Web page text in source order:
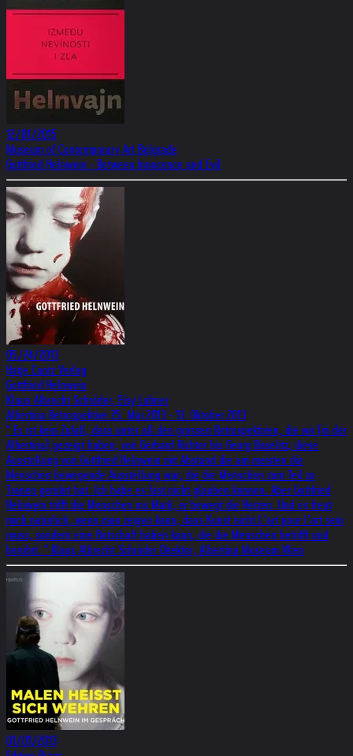
12/01/2015
Museum of Contemporary Art Belgrade
Gottfried Helnwein - Between Innocence and Evil
05/24/2013
Hatje Cantz Verlag
Gottfried Helnwein
Klaus Albrecht Schröder, Elsy Lahner
Albertina Retrospektive 25. Mai 2013 - 13. Oktober 2013
" Es ist kein Zufall, dass unter all den grossen Retrospektiven, die wir (in der
Albertina) gezeigt haben, von Gerhard Richter bis Georg Baselitz, diese
Ausstellung von Gottfried Helnwein mit Abstand die am meisten die
Menschen bewegende Ausstellung war, die die Menschen zum Teil zu
Tränen gerührt hat. Ich habe es fast nicht glauben können. Aber Gottfried
Helnwein trifft die Menschen ins Mark, er bewegt die Herzen. Und es freut
mich natürlich, wenn man zeigen kann, dass Kunst nicht L’art pour l’art sein
muss, sondern eine Botschaft haben kann, die die Menschen betrifft und
berührt. " Klaus Albrecht Schröder Direktor, Albertina Museum Wien
01/01/2013